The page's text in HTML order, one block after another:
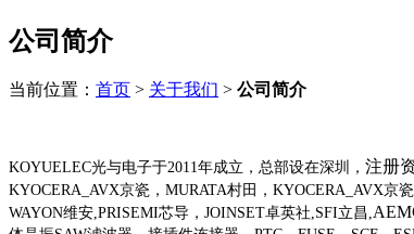
公司简介
当前位置： 首页 > 关于我们 > 公司简介
KOYUELEC光与电子于2011年成立，总部设在深圳， 注册
KYOCERA_AVX京瓷，MURATA村田，KYOCERA_AVX京瓷
WAYON维安,PRISEMI芯导，JOINSET卓英社,SFI立昌,